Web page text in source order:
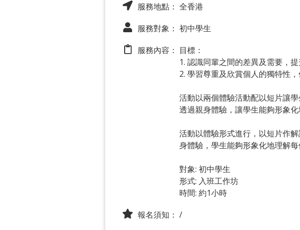
服務地點： 全香港
服務對象： 初中學生
服務內容： 目標：
1. 認識同輩之間的差異及需要，
2. 學習尊重及欣賞個人的獨特性
活動以兩個體驗活動配以短片讓
透過親身體驗，讓學生能夠形象
活動以體驗形式進行，以短片作
身體驗，學生能夠形象化地理解
對象: 初中學生
形式: 入班工作坊
時間: 約1小時
報名須知： /